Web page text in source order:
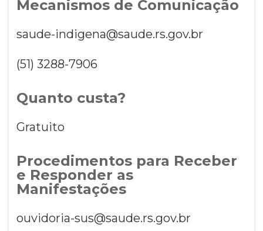
Mecanismos de Comunicação
saude-indigena@saude.rs.gov.br
(51) 3288-7906
Quanto custa?
Gratuito
Procedimentos para Receber
e Responder as
Manifestações
ouvidoria-sus@saude.rs.gov.br